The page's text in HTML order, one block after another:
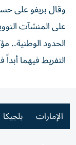
وقال بريفو على
على المنشآت
الحدود الوطنية..
التفريط فيهما
الإمارات بلجيكا